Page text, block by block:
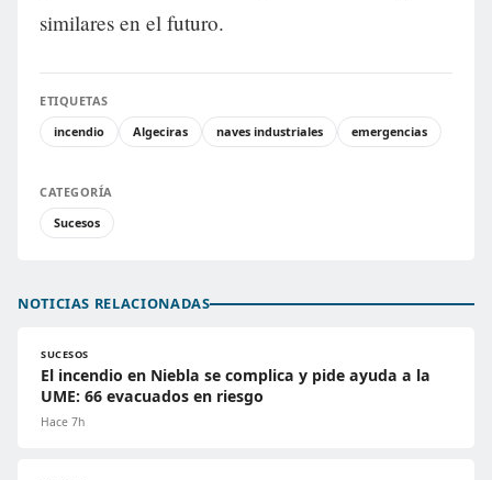
similares en el futuro.
ETIQUETAS
incendio
Algeciras naves industriales emergencias
CATEGORÍA
Sucesos
NOTICIAS RELACIONADAS
SUCESOS
El incendio en Niebla se complica y pide ayuda a la
UME: 66 evacuados en riesgo
Hace 7h